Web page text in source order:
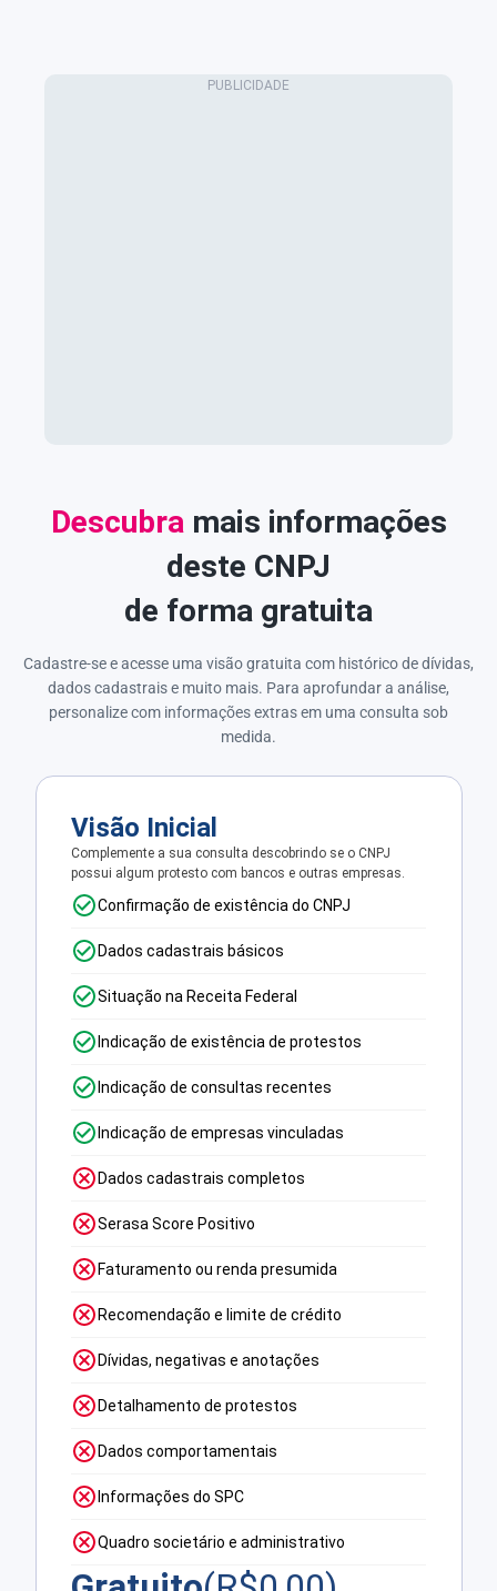
Descubramais informações
deste CNPJ
de forma gratuita
Cadastre-se e acesse uma visão gratuita com histórico de dívidas,
dados cadastrais e muito mais. Para aprofundar a análise,
personalize com informações extras em uma consulta sob
medida.
Visão Inicial
Complemente a sua consulta descobrindo se o CNPJ
possui algum protesto com bancos e outras empresas.
Confirmação de existência do CNPJ
Dados cadastrais básicos
Situação na Receita Federal
Indicação de existência de protestos
Indicação de consultas recentes
Indicação de empresas vinculadas
Dados cadastrais completos
Serasa Score Positivo
Faturamento ou renda presumida
Recomendação e limite de crédito
Dívidas, negativas e anotações
Detalhamento de protestos
Dados comportamentais
Informações do SPC
Quadro societário e administrativo